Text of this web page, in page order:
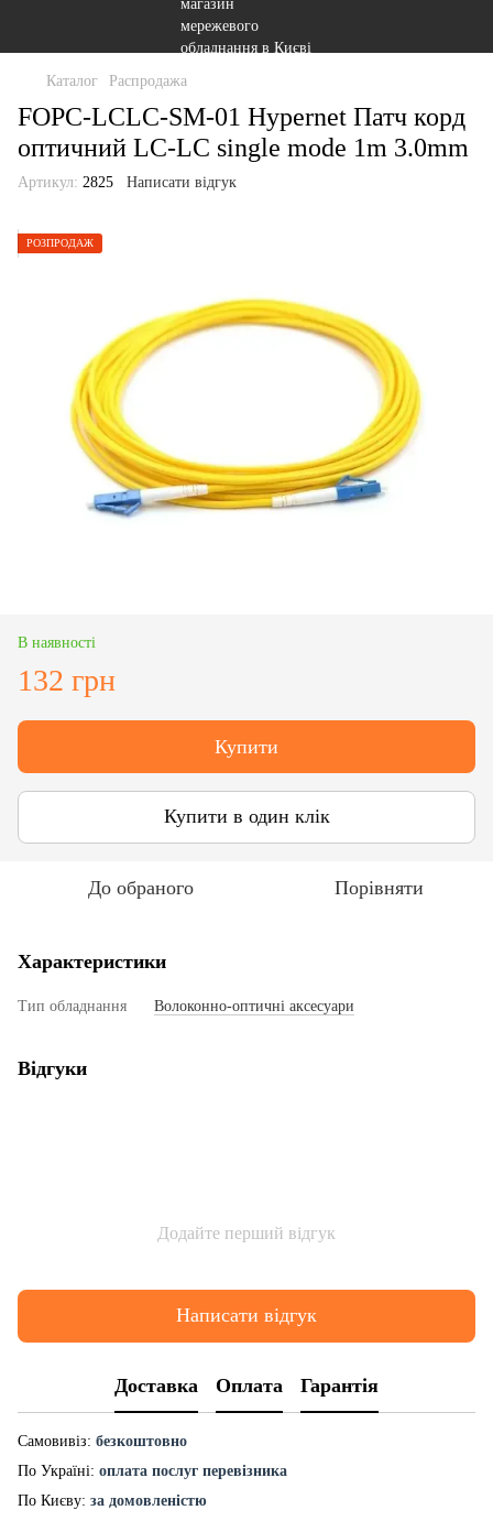
Каталог Распродажа
FOPC-LCLC-SM-01 Hypernet Патч корд
оптичний LC-LC single mode 1m 3.0mm
Артикул: 2825 Написати відгук
РОЗПРОДАЖ
В наявності
132 грн
Купити
Купити в один клік
До обраного Порівняти
Характеристики
Тип обладнання Волоконно-оптичні аксесуари
Відгуки
Додайте перший відгук
Написати відгук
Доставка Оплата Гарантія
Самовивіз: безкоштовно
По Україні: оплата послуг перевізника
По Києву: за домовленістю